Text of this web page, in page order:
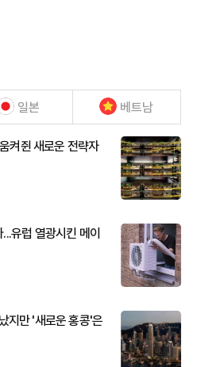
일본 베트남
켜쥔 새로운 전략자
유럽 열광시킨 메이
지만 '새로운 홍콩'은